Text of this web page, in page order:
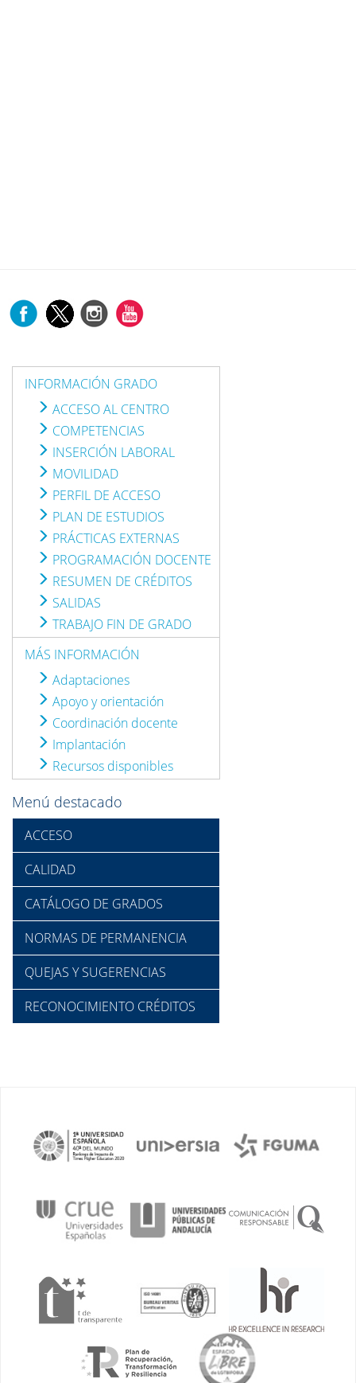
INFORMACIÓN GRADO
ACCESO AL CENTRO
COMPETENCIAS
INSERCIÓN LABORAL
MOVILIDAD
PERFIL DE ACCESO
PLAN DE ESTUDIOS
PRÁCTICAS EXTERNAS
PROGRAMACIÓN DOCENTE
RESUMEN DE CRÉDITOS
SALIDAS
TRABAJO FIN DE GRADO
MÁS INFORMACIÓN
Adaptaciones
Apoyo y orientación
Coordinación docente
Implantación
Recursos disponibles
Menú destacado
ACCESO
CALIDAD
CATÁLOGO DE GRADOS
NORMAS DE PERMANENCIA
QUEJAS Y SUGERENCIAS
RECONOCIMIENTO CRÉDITOS